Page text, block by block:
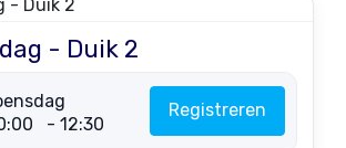
- Duik 2
- 12:30
Registreren